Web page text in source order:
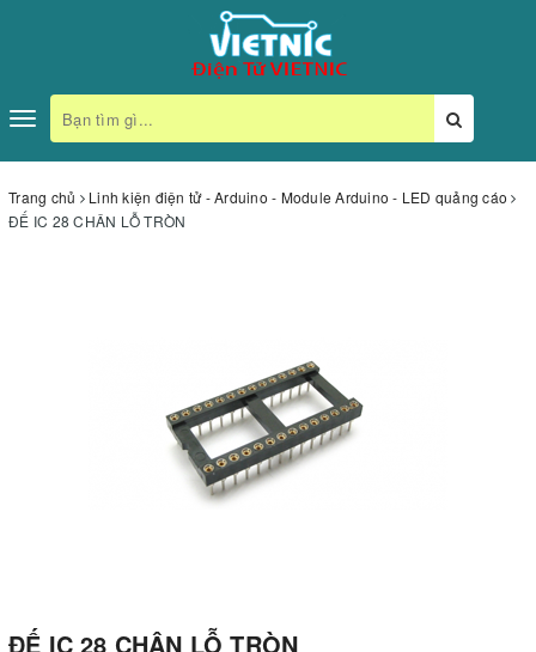
Toggle
navigation
Trang chủ
Linh kiện điện tử - Arduino - Module Arduino - LED quảng cáo
ĐẾ IC 28 CHÂN LỖ TRÒN